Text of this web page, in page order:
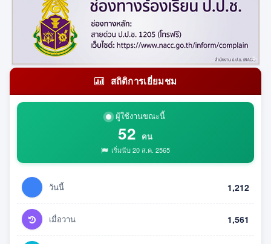
สถิติการเยี่ยมชม
ผู้ใช้งานขณะนี้
52 คน
เริ่มนับ 20 ส.ค. 2565
วันนี้ 1,212
เมื่อวาน 1,561